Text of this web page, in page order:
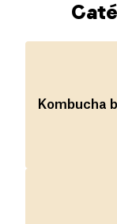
Kombucha